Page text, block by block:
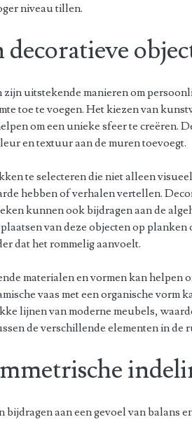
niveau tillen.
decoratieve
zijn uitstekende manieren om
toe te voegen. Het kiezen van
om een unieke sfeer te creëren.
en textuur aan de muren toevoegt.
te selecteren die niet alleen
hebben of verhalen vertellen.
kunnen ook bijdragen aan de
van deze objecten op
dat het rommelig aanvoelt.
materialen en vormen kan helpen
vaas met een organische vorm
lijnen van moderne meubels,
de verschillende elementen in de
bijdragen aan een gevoel van balans